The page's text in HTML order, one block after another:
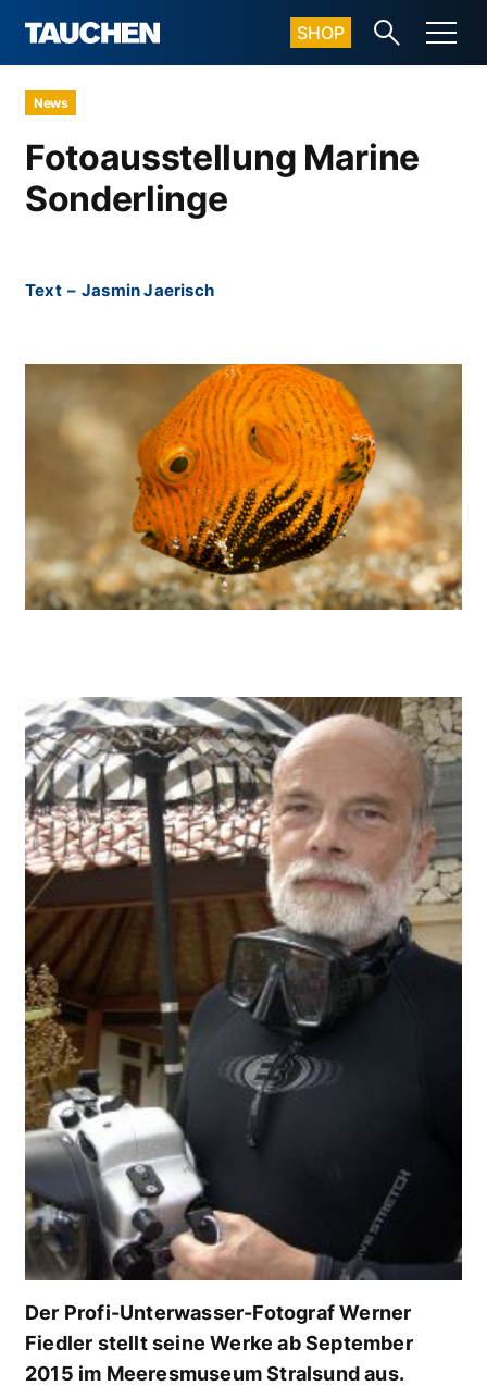
SHOP
News
Fotoausstellung Marine
Sonderlinge
Text – Jasmin Jaerisch
Der Profi-Unterwasser-Fotograf Werner
Fiedler stellt seine Werke ab September
2015 im Meeresmuseum Stralsund aus.